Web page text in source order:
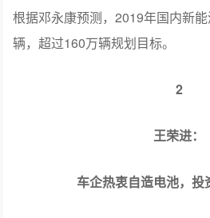
根据邓永康预测，2019年国内新
辆，超过160万辆规划目标。
2
王荣进：
车企热衷自造电池，投